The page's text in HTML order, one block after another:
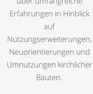
Erfahrungen in Hinblick
auf
Nutzungserweiterungen,
Neuorientierungen und
Umnutzungen kirchlicher
Bauten.